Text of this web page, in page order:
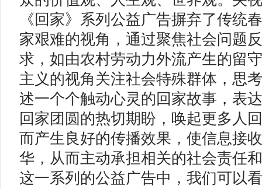
《回家》系列公益广告摒弃了传统
家艰难的视角，通过聚焦社会问题
求，如由农村劳动力外流产生的留
主义的视角关注社会特殊群体，思
述一个个触动心灵的回家故事，表
回家团圆的热切期盼，唤起更多人
而产生良好的传播效果，使信息接
华，从而主动承担相关的社会责任
这一系列的公益广告中，我们可以